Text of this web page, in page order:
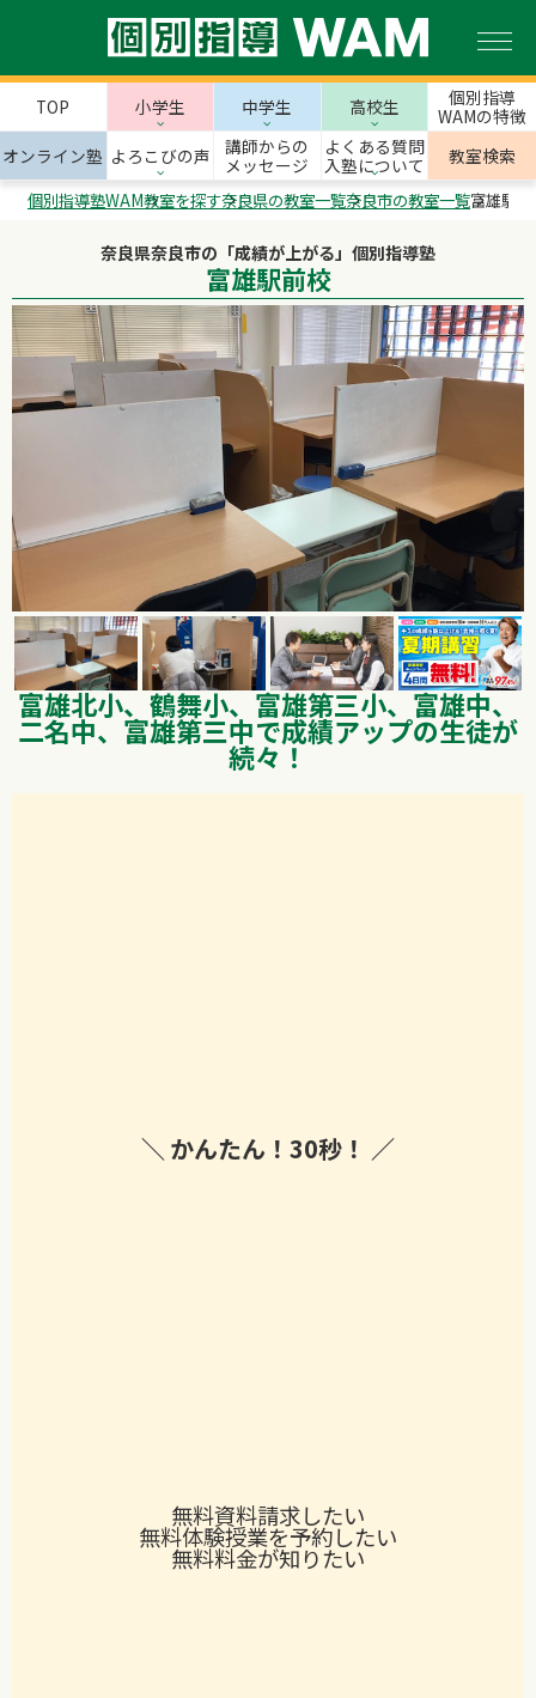
TOP 小学生 中学生 高校生
個別指導
WAMの特徴
オンライン塾 よろこびの声
講師からの
メッセージ
よくある質問
入塾について
教室検索
個別指導塾WAM教室を探す奈良県の教室一覧奈良市の教室一覧富雄駅
奈良県奈良市の「成績が上がる」個別指導塾
富雄駅前校
富雄北小、鶴舞小、富雄第三小、富雄中、
二名中、富雄第三中で成績アップの生徒が
続々！
かんたん！ 30秒！
無料資料請求したい
無料体験授業を予約したい
無料料金が知りたい